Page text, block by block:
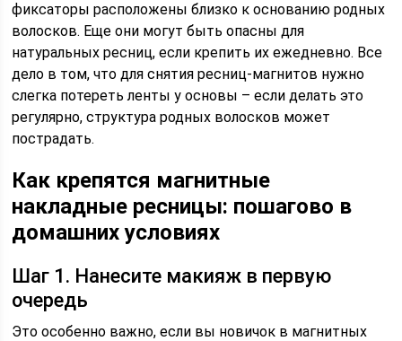
фиксаторы расположены близко к основанию родных
волосков. Еще они могут быть опасны для
натуральных ресниц, если крепить их ежедневно. Все
дело в том, что для снятия ресниц-магнитов нужно
слегка потереть ленты у основы – если делать это
регулярно, структура родных волосков может
пострадать.
Как крепятся магнитные
накладные ресницы: пошагово в
домашних условиях
Шаг 1. Нанесите макияж в первую
очередь
Это особенно важно, если вы новичок в магнитных